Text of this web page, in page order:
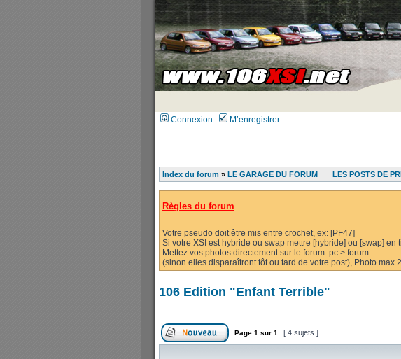
Connexion M’enregistrer
Index du forum » LE GARAGE DU FORUM___ LES POSTS DE
Règles du forum
Votre pseudo doit être mis entre crochet, ex: [PF47]
Si votre XSI est hybride ou swap mettre [hybride] ou [swap] en
Mettez vos photos directement sur le forum :pc > forum.
(sinon elles disparaîtront tôt ou tard de votre post), Photo max
106 Edition "Enfant Terrible"
Page 1 sur 1 [ 4 sujets ]